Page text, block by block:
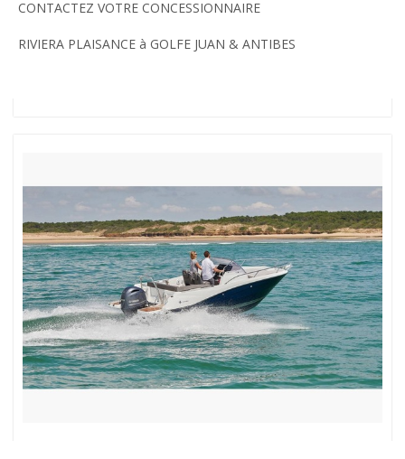
CONTACTEZ VOTRE CONCESSIONNAIRE
RIVIERA PLAISANCE à GOLFE JUAN & ANTIBES